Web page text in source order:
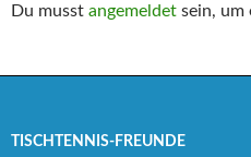
Du musst angemeldet sein, um
TISCHTENNIS-FREUNDE